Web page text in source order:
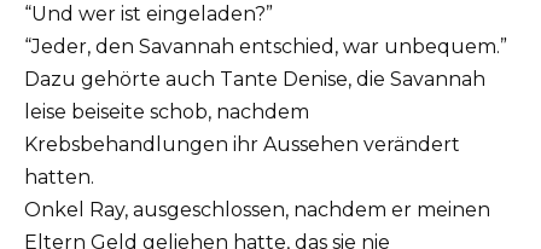
“Und wer ist eingeladen?”
“Jeder, den Savannah entschied, war unbequem.”
Dazu gehörte auch Tante Denise, die Savannah
leise beiseite schob, nachdem
Krebsbehandlungen ihr Aussehen verändert
hatten.
Onkel Ray, ausgeschlossen, nachdem er meinen
Eltern Geld geliehen hatte, das sie nie